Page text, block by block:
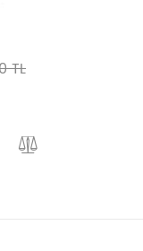
TL